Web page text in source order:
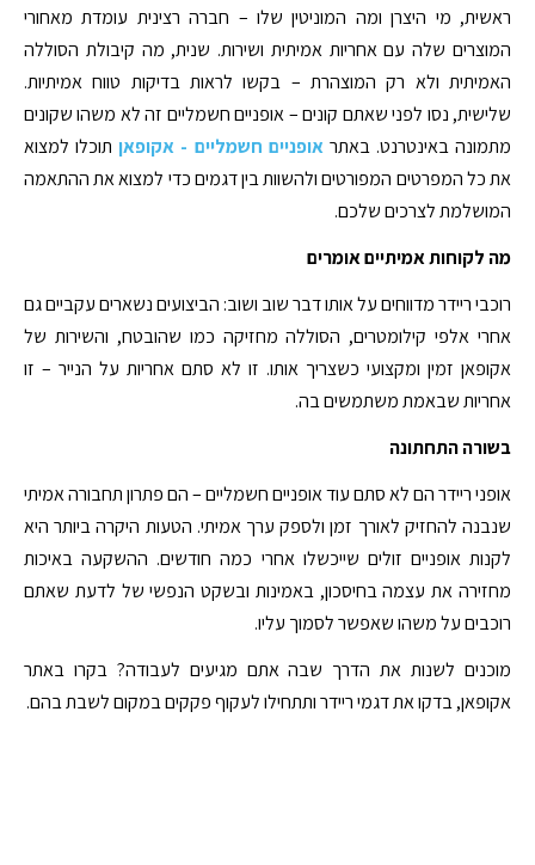
ראשית, מי היצרן ומה המוניטין שלו – חברה רצינית עומדת מאחורי
המוצרים שלה עם אחריות אמיתית ושירות. שנית, מה קיבולת הסוללה
האמיתית ולא רק המוצהרת – בקשו לראות בדיקות טווח אמיתיות.
שלישית, נסו לפני שאתם קונים – אופניים חשמליים זה לא משהו שקונים
מתמונה באינטרנט. באתראופניים חשמליים - אקופאןתוכלו למצוא
את כל המפרטים המפורטים ולהשוות בין דגמים כדי למצוא את ההתאמה
המושלמת לצרכים שלכם.
מה לקוחות אמיתיים אומרים
רוכבי ריידר מדווחים על אותו דבר שוב ושוב: הביצועים נשארים עקביים גם
אחרי אלפי קילומטרים, הסוללה מחזיקה כמו שהובטח, והשירות של
אקופאן זמין ומקצועי כשצריך אותו. זו לא סתם אחריות על הנייר – זו
אחריות שבאמת משתמשים בה.
בשורה התחתונה
אופני ריידר הם לא סתם עוד אופניים חשמליים – הם פתרון תחבורה אמיתי
שנבנה להחזיק לאורך זמן ולספק ערך אמיתי. הטעות היקרה ביותר היא
לקנות אופניים זולים שייכשלו אחרי כמה חודשים. ההשקעה באיכות
מחזירה את עצמה בחיסכון, באמינות ובשקט הנפשי של לדעת שאתם
רוכבים על משהו שאפשר לסמוך עליו.
מוכנים לשנות את הדרך שבה אתם מגיעים לעבודה? בקרו באתר
אקופאן, בדקו את דגמי ריידר ותתחילו לעקוף פקקים במקום לשבת בהם.